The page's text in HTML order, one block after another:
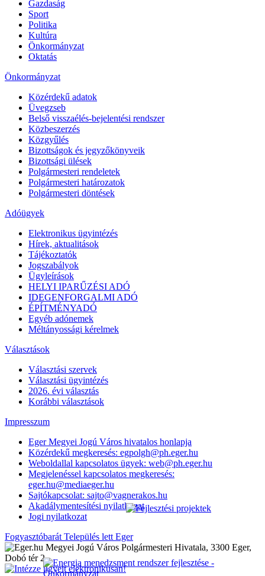
Gazdaság
Sport
Politika
Kultúra
Önkormányzat
Oktatás
Önkormányzat
Közérdekű adatok
Üvegzseb
Belső visszaélés-bejelentési rendszer
Közbeszerzés
Közgyűlés
Bizottságok és jegyzőkönyveik
Bizottsági ülések
Polgármesteri rendeletek
Polgármesteri határozatok
Polgármesteri döntések
Adóügyek
Elektronikus ügyintézés
Hírek, aktualitások
Tájékoztatók
Jogszabályok
Ügyleírások
HELYI IPARŰZÉSI ADÓ
IDEGENFORGALMI ADÓ
ÉPÍTMÉNYADÓ
Egyéb adónemek
Méltányossági kérelmek
Választások
Választási szervek
Választási ügyintézés
2026. évi választás
Korábbi választások
Impresszum
Eger Megyei Jogú Város hivatalos honlapja
Közérdekű megkeresés: egpolgh@ph.eger.hu
Weboldallal kapcsolatos ügyek: web@ph.eger.hu
Megjelenéssel kapcsolatos megkeresés:
eger.hu@mediaeger.hu
Sajtókapcsolat: sajto@vagnerakos.hu
Akadálymentesítési nyilatkozat
Jogi nyilatkozat
Fogyasztóbarát Település lett Eger
Megyei Jogú Város Polgármesteri Hivatala, 3300 Eger,
Dobó tér 2.